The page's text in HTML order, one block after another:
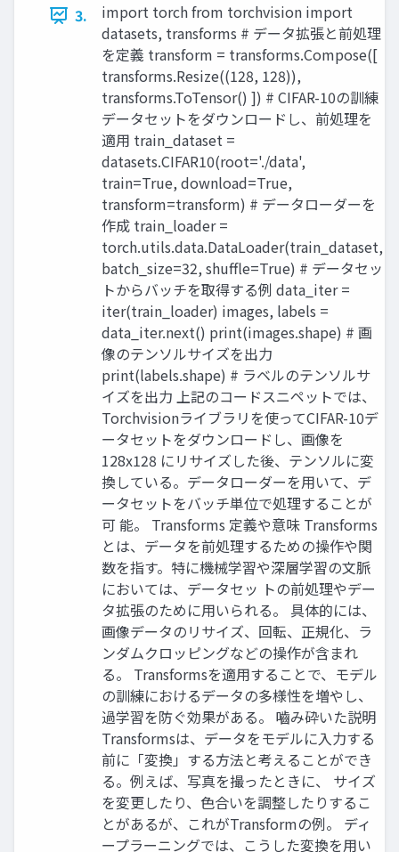
3.
import torch from torchvision import
datasets, transforms # データ拡張と前処理
を定義 transform = transforms.Compose([
transforms.Resize((128, 128)),
transforms.ToTensor() ]) # CIFAR-10の訓練
データセットをダウンロードし、前処理を
適用 train_dataset =
datasets.CIFAR10(root='./data',
train=True, download=True,
transform=transform) # データローダーを
作成 train_loader =
torch.utils.data.DataLoader(train_dataset,
batch_size=32, shuffle=True) # データセッ
トからバッチを取得する例 data_iter =
iter(train_loader) images, labels =
data_iter.next() print(images.shape) # 画
像のテンソルサイズを出力
print(labels.shape) # ラベルのテンソルサ
イズを出力 上記のコードスニペットでは、
Torchvisionライブラリを使ってCIFAR-10デ
ータセットをダウンロードし、画像を
128x128 にリサイズした後、テンソルに変
換している。データローダーを用いて、デ
ータセットをバッチ単位で処理することが
可 能。 Transforms 定義や意味 Transforms
とは、データを前処理するための操作や関
数を指す。特に機械学習や深層学習の文脈
においては、データセッ トの前処理やデー
タ拡張のために用いられる。 具体的には、
画像データのリサイズ、回転、正規化、ラ
ンダムクロッピングなどの操作が含まれ
る。 Transformsを適用することで、モデル
の訓練におけるデータの多様性を増やし、
過学習を防ぐ効果がある。 嚙み砕いた説明
Transformsは、データをモデルに入力する
前に「変換」する方法と考えることができ
る。例えば、写真を撮ったときに、 サイズ
を変更したり、色合いを調整したりするこ
とがあるが、これがTransformの例。 ディ
ープラーニングでは、こうした変換を用い